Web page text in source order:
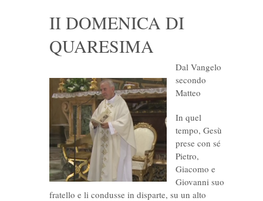
II DOMENICA DI
QUARESIMA
Dal Vangelo
secondo
Matteo
In quel
tempo, Gesù
prese con sé
Pietro,
Giacomo e
Giovanni suo
fratello e li condusse in disparte, su un alto